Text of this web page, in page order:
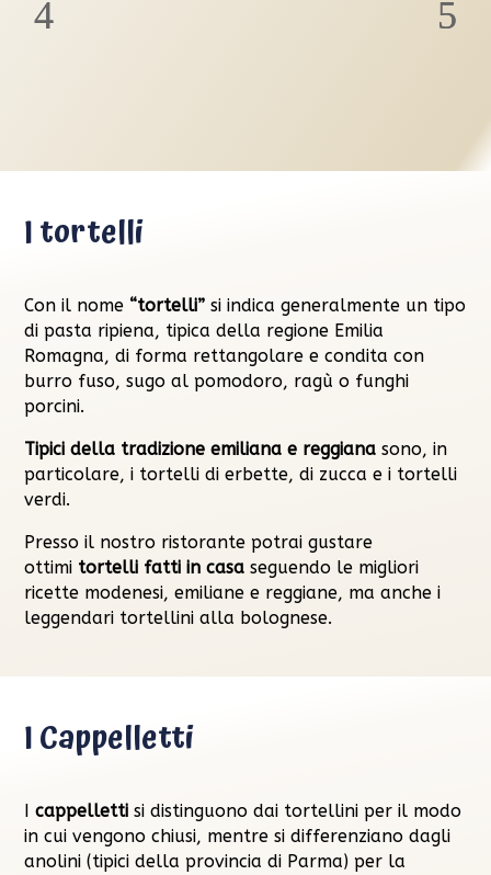
I tortelli
Con il nome “tortelli” si indica generalmente un tipo
di pasta ripiena, tipica della regione Emilia
Romagna, di forma rettangolare e condita con
burro fuso, sugo al pomodoro, ragù o funghi
porcini.
Tipici della tradizione emiliana e reggiana sono, in
particolare, i tortelli di erbette, di zucca e i tortelli
verdi.
Presso il nostro ristorante potrai gustare
ottimi tortelli fatti in casa seguendo le migliori
ricette modenesi, emiliane e reggiane, ma anche i
leggendari tortellini alla bolognese.
I Cappelletti
I cappelletti si distinguono dai tortellini per il modo
in cui vengono chiusi, mentre si differenziano dagli
anolini (tipici della provincia di Parma) per la